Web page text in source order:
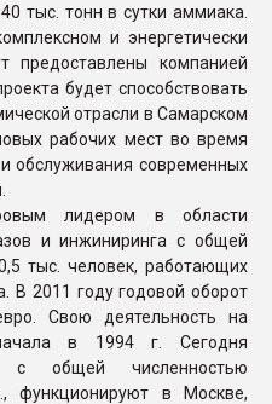
тыс. тонн в сутки аммиака.
и энергетически
предоставлены компанией
будет способствовать
отрасли в Самарском
рабочих мест во время
обслуживания современных
лидером в области
и инжиниринга с общей
тыс. человек, работающих
В 2011 году годовой оборот
Свою деятельность на
в 1994 г. Сегодня
с общей численностью
функционируют в Москве,